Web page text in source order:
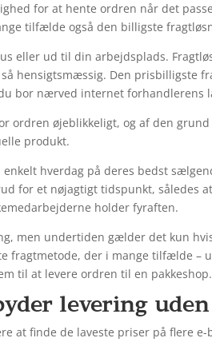
for at hente ordren når det
tilfælde også den billigste
eller ud til din arbejdsplads.
hensigtsmæssig. Den prisbilligste
bor nærved internet forhandlerens
ordren øjeblikkeligt, og af den
produkt.
hverdag på deres bedst
for et nøjagtigt tidspunkt, således
holder fyraften.
men undertiden gælder det kun
fragtmetode, der i mange tilfælde –
til at levere ordren til en pakkeshop.
levering
at finde de laveste priser på flere e-